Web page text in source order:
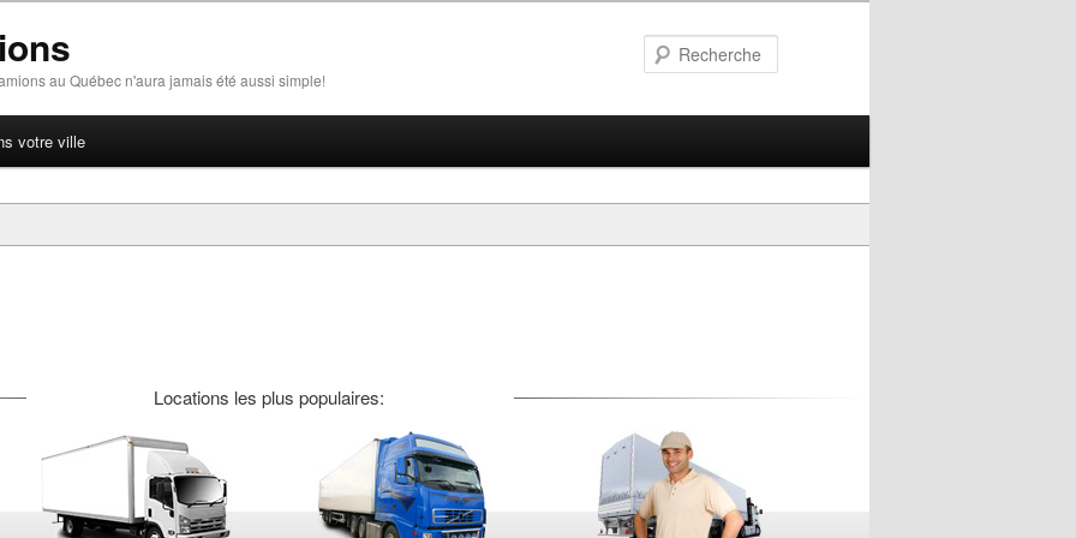
au Québec n'aura jamais été aussi simple!
votre ville
Locations les plus populaires: